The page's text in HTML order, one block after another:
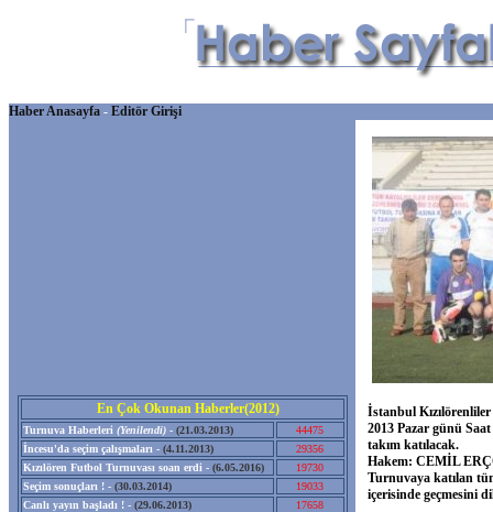
Haber Anasayfa - Editör Girişi
En Çok Okunan Haberler(2012)
Turnuva Haberleri (Yenilendi)- (21.03.2013)
44475
İncesu'da seçim çalışmaları - (4.11.2013)
29356
Kızılören Futbol Turnuvası soan erdi - (6.05.2016)
19730
Seçim sonuçları ! - (30.03.2014)
19033
Canlı yayın başladı ! - (29.06.2013)
17658
İstanbul
2013 Pazar günü
takım katılacak.
Hakem: CEMİL
Turnuvaya katılan
içerisinde geçmesini